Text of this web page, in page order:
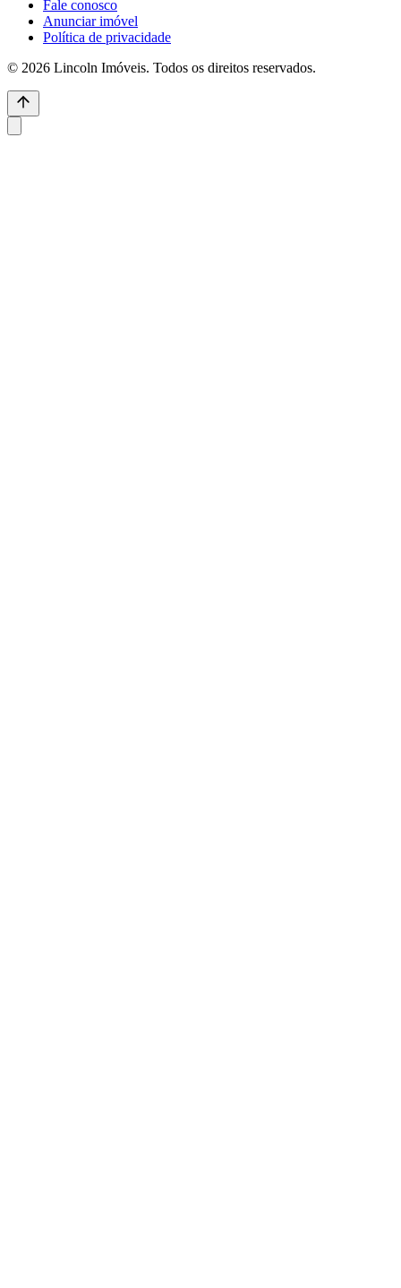
Fale conosco
Anunciar imóvel
Política de privacidade
© 2026 Lincoln Imóveis. Todos os direitos reservados.